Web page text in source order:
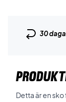
30
Detta är en